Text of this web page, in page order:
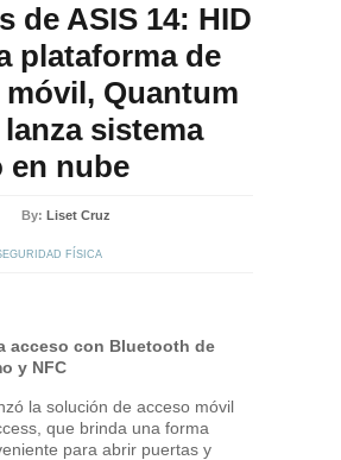
de ASIS 14: HID
plataforma de
móvil, Quantum
sistema
en nube
By: Liset Cruz
FÍSICA
acceso con Bluetooth de
y NFC
la solución de acceso móvil
que brinda una forma
para abrir puertas y